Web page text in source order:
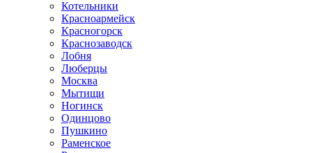
Котельники
Красноармейск
Красногорск
Краснозаводск
Лобня
Люберцы
Москва
Мытищи
Ногинск
Одинцово
Пушкино
Раменское